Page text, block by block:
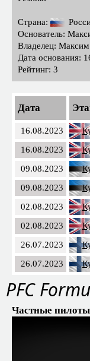
Страна:
Основатель:
Владелец: Максим
Дата основания:
Рейтинг: 3
Дата
16.08.2023
16.08.2023
09.08.2023
09.08.2023
02.08.2023
02.08.2023
26.07.2023
26.07.2023
PFС
Частные пилоты